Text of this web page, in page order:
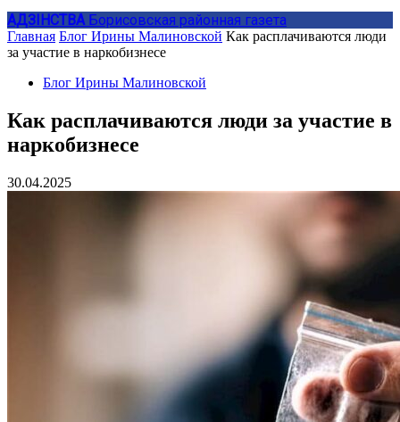
АДЗIНСТВА Борисовская районная газета
Главная Блог Ирины Малиновской Как расплачиваются люди
за участие в наркобизнесе
Блог Ирины Малиновской
Как расплачиваются люди за участие в
наркобизнесе
30.04.2025